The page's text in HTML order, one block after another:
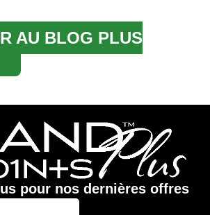
AU BLOG PLUS
pour nos dernières offres